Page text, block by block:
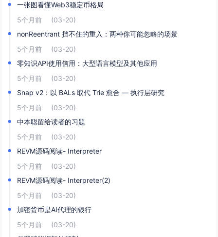
一张图看懂Web3稳定币格局
5个月前
(03-20)
nonReentrant 挡不住的重入：两种你可能忽略的场景
5个月前
(03-20)
零知识API使用信用：大型语言模型及其他应用
5个月前
(03-20)
Snap v2：以 BALs 取代 Trie 愈合 — 执行层研究
5个月前
(03-20)
中本聪留给读者的习题
5个月前
(03-20)
REVM源码阅读- Interpreter
5个月前
(03-20)
REVM源码阅读- Interpreter(2)
5个月前
(03-20)
加密货币是AI代理的银行
5个月前
(03-20)